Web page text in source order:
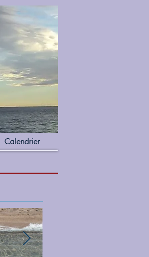
Calendrier